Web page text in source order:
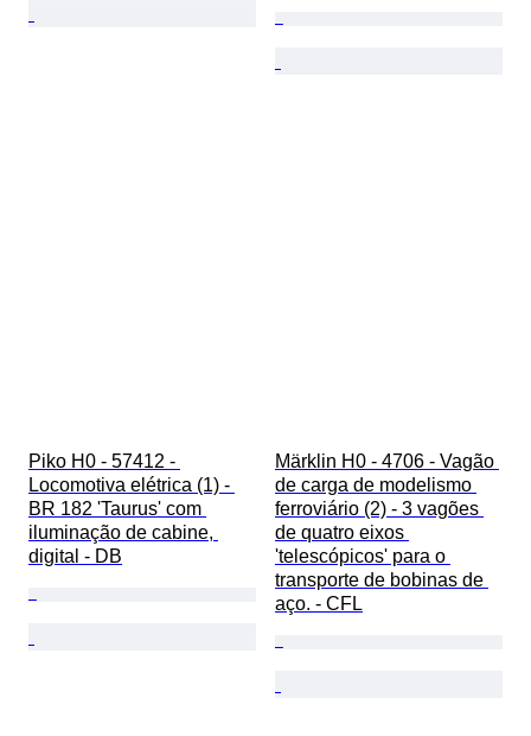
Piko H0 - 57412 -
Locomotiva elétrica (1) -
BR 182 'Taurus' com
iluminação de cabine,
digital - DB
Märklin H0 - 4706 - Vagão
de carga de modelismo
ferroviário (2) - 3 vagões
de quatro eixos
'telescópicos' para o
transporte de bobinas de
aço. - CFL